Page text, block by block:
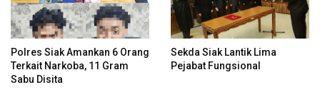
Polres Siak Amankan 6 Orang
Terkait Narkoba, 11 Gram
Sabu Disita
Sekda Siak Lantik Lima
Pejabat Fungsional